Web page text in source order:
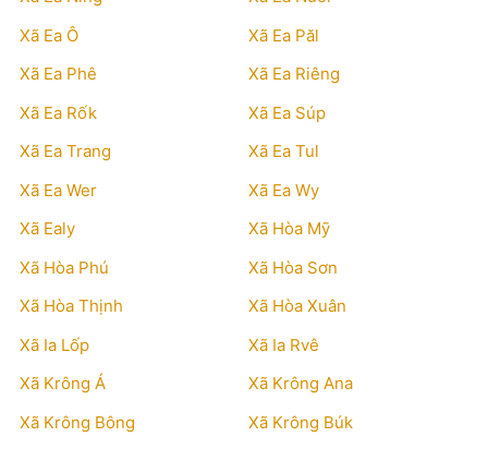
Xã Ea Ô
Xã Ea Păl
Xã Ea Phê
Xã Ea Riêng
Xã Ea Rốk
Xã Ea Súp
Xã Ea Trang
Xã Ea Tul
Xã Ea Wer
Xã Ea Wy
Xã Ealy
Xã Hòa Mỹ
Xã Hòa Phú
Xã Hòa Sơn
Xã Hòa Thịnh
Xã Hòa Xuân
Xã Ia Lốp
Xã Ia Rvê
Xã Krông Á
Xã Krông Ana
Xã Krông Bông
Xã Krông Búk